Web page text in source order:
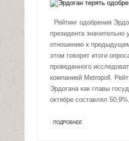
Рейтинг одобрения
президента значительно
отношению к
этом говорят итоги
проведенного
компанией Metropoll.
Эрдогана как главы
октябре составлял
ПОДРОБНЕЕ